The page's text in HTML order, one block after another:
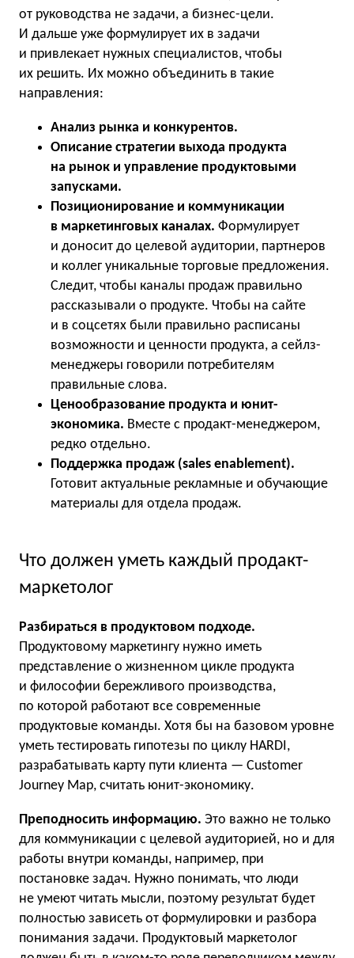
от руководства не задачи, а бизнес-цели.
И дальше уже формулирует их в задачи
и привлекает нужных специалистов, чтобы
их решить. Их можно объединить в такие
направления:
Анализ рынка и конкурентов.
Описание стратегии выхода продукта
на рынок и управление продуктовыми
запусками.
Позиционирование и коммуникации
в маркетинговых каналах. Формулирует
и доносит до целевой аудитории, партнеров
и коллег уникальные торговые предложения.
Следит, чтобы каналы продаж правильно
рассказывали о продукте. Чтобы на сайте
и в соцсетях были правильно расписаны
возможности и ценности продукта, а сейлз-
менеджеры говорили потребителям
правильные слова.
Ценообразование продукта и юнит-
экономика. Вместе с продакт-менеджером,
редко отдельно.
Поддержка продаж (sales enablement).
Готовит актуальные рекламные и обучающие
материалы для отдела продаж.
Что должен уметь каждый продакт-
маркетолог
Разбираться в продуктовом подходе.
Продуктовому маркетингу нужно иметь
представление о жизненном цикле продукта
и философии бережливого производства,
по которой работают все современные
продуктовые команды. Хотя бы на базовом уровне
уметь тестировать гипотезы по циклу HARDI,
разрабатывать карту пути клиента — Customer
Journey Map, считать юнит-экономику.
Преподносить информацию. Это важно не только
для коммуникации с целевой аудиторией, но и для
работы внутри команды, например, при
постановке задач. Нужно понимать, что люди
не умеют читать мысли, поэтому результат будет
полностью зависеть от формулировки и разбора
понимания задачи. Продуктовый маркетолог